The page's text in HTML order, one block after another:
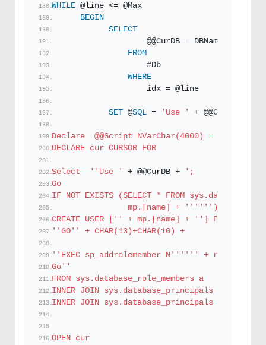
WHILE @line <= @Max
BEGIN
SELECT
                    @@CurDB = DBName
FROM
                    #Db
WHERE
                    idx = @line
SET @SQL = 'Use ' + @@CurDB +
Declare  @@Script NVarChar(4000) = '
DECLARE cur CURSOR FOR
Select  ' 'Use ' + @@CurDB +
';
Go
IF NOT EXISTS (SELECT * FROM
                mp.[name] + '
'' '' ')
CREATE USER [' ' + mp.[name] + ' '] FOR LOGIN
' 'GO' ' + CHAR(13)+CHAR(10) +
' 'EXEC sp_addrolemember N' '' '' ' + rp.name + '
Go' '
FROM sys.database_role_members a
INNER JOIN sys.database_principals rp ON
INNER JOIN sys.database_principals AS mp
OPEN cur